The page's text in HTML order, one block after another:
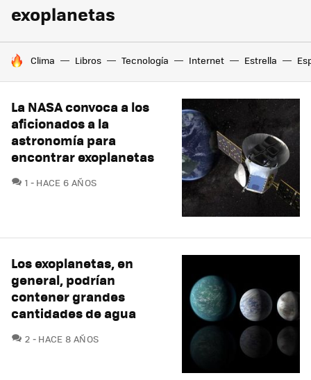
exoplanetas
HOY SE HABLA DE
Clima Libros Tecnología Internet Estrella
La NASA convoca a los
aficionados a la
astronomía para
encontrar exoplanetas
1 COMENTARIOS
HACE 6 AÑOS
Los exoplanetas, en
general, podrían
contener grandes
cantidades de agua
2 COMENTARIOS
HACE 8 AÑOS